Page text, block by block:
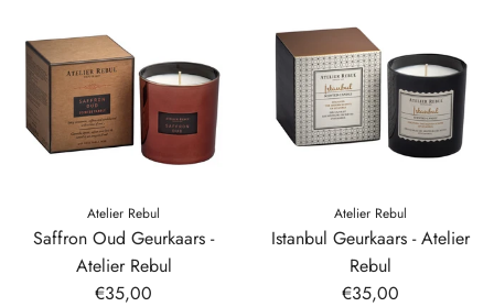
Atelier Rebul
Saffron Oud Geurkaars -
Atelier Rebul
€35,00
Atelier Rebul
Istanbul Geurkaars - Atelier
Rebul
€35,00